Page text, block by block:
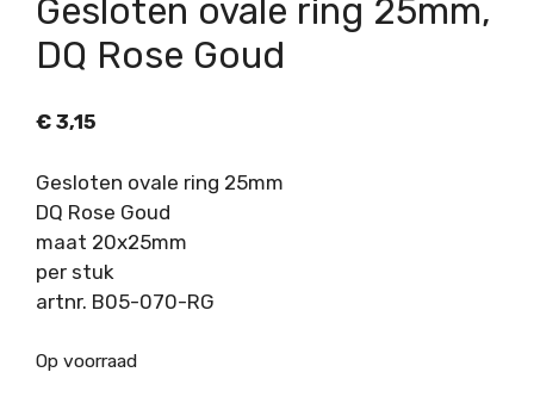
Gesloten ovale ring 25mm,
DQ Rose Goud
€ 3,15
Gesloten ovale ring 25mm
DQ Rose Goud
maat 20x25mm
per stuk
artnr. B05-070-RG
Op voorraad